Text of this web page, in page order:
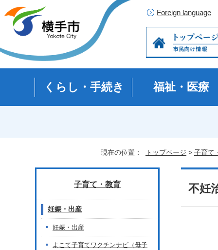
Foreign language
くらし・手続き 福祉・医療
現在の位置： トップページ > 子育て
不妊
子育て・教育
妊娠・出産
妊娠・出産
よこて子育てワクチンナビ（母子